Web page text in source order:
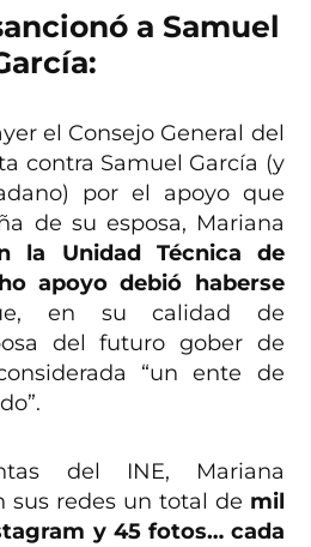
a Samuel
el Consejo General del
contra Samuel García (y
por el apoyo que
de su esposa, Mariana
la Unidad Técnica de
apoyo debió haberse
en su calidad de
del futuro gober de
“un ente de
del INE, Mariana
sus redes un total de mil
y 45 fotos… cada